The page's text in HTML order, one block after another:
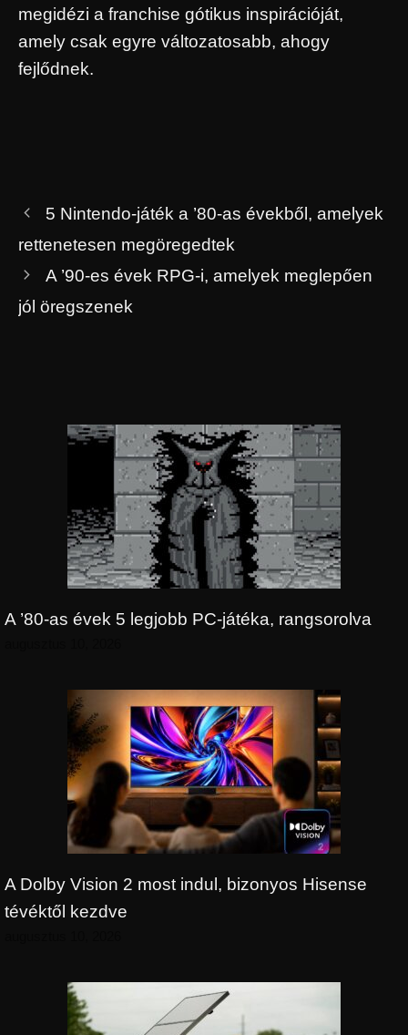
megidézi a franchise gótikus inspirációját,
amely csak egyre változatosabb, ahogy
fejlődnek.
5 Nintendo-játék a ’80-as évekből, amelyek
rettenetesen megöregedtek
A ’90-es évek RPG-i, amelyek meglepően
jól öregszenek
A ’80-as évek 5 legjobb PC-játéka, rangsorolva
A Dolby Vision 2 most indul, bizonyos Hisense
tévéktől kezdve